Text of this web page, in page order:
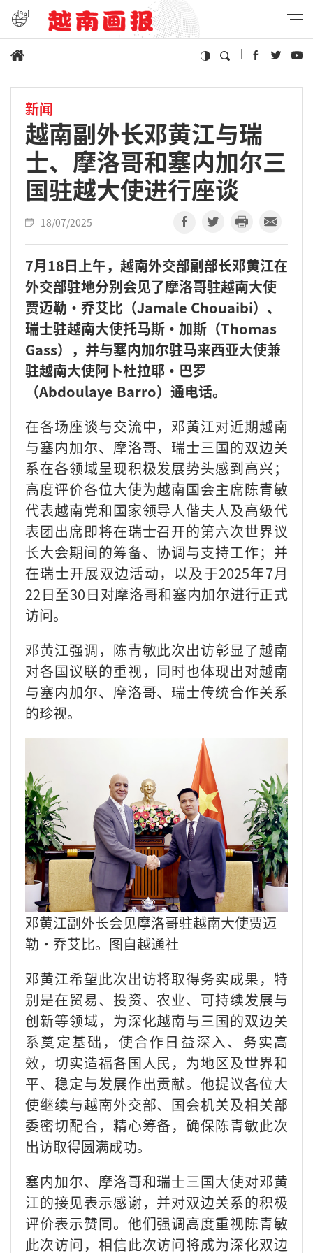
新闻
越南副外长邓黄江与瑞
士、摩洛哥和塞内加尔三
国驻越大使进行座谈
18/07/2025
7月18日上午，越南外交部副部长邓黄江在
外交部驻地分别会见了摩洛哥驻越南大使
贾迈勒·乔艾比（Jamale Chouaibi）、
瑞士驻越南大使托马斯·加斯（Thomas
Gass），并与塞内加尔驻马来西亚大使兼
驻越南大使阿卜杜拉耶·巴罗
（Abdoulaye Barro）通电话。
在各场座谈与交流中，邓黄江对近期越南
与塞内加尔、摩洛哥、瑞士三国的双边关
系在各领域呈现积极发展势头感到高兴；
高度评价各位大使为越南国会主席陈青敏
代表越南党和国家领导人偕夫人及高级代
表团出席即将在瑞士召开的第六次世界议
长大会期间的筹备、协调与支持工作；并
在瑞士开展双边活动，以及于2025年7月
22日至30日对摩洛哥和塞内加尔进行正式
访问。
邓黄江强调，陈青敏此次出访彰显了越南
对各国议联的重视，同时也体现出对越南
与塞内加尔、摩洛哥、瑞士传统合作关系
的珍视。
邓黄江副外长会见摩洛哥驻越南大使贾迈
勒·乔艾比。图自越通社
邓黄江希望此次出访将取得务实成果，特
别是在贸易、投资、农业、可持续发展与
创新等领域，为深化越南与三国的双边关
系奠定基础，使合作日益深入、务实高
效，切实造福各国人民，为地区及世界和
平、稳定与发展作出贡献。他提议各位大
使继续与越南外交部、国会机关及相关部
委密切配合，精心筹备，确保陈青敏此次
出访取得圆满成功。
塞内加尔、摩洛哥和瑞士三国大使对邓黄
江的接见表示感谢，并对双边关系的积极
评价表示赞同。他们强调高度重视陈青敏
此次访问，相信此次访问将成为深化双边